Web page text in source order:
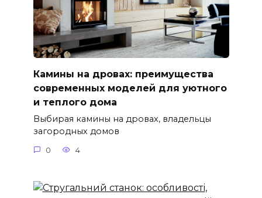
Камины на дровах: преимущества
современных моделей для уютного
и теплого дома
Выбирая камины на дровах, владельцы
загородных домов
0 4